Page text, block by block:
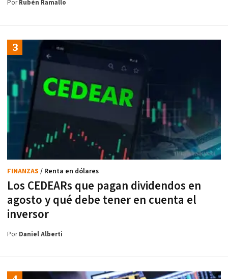
PorRubén Ramallo
Los CEDEARs que pagan dividendos en
agosto y qué debe tener en cuenta el
inversor
FINANZAS / Renta en dólares
PorDaniel Alberti